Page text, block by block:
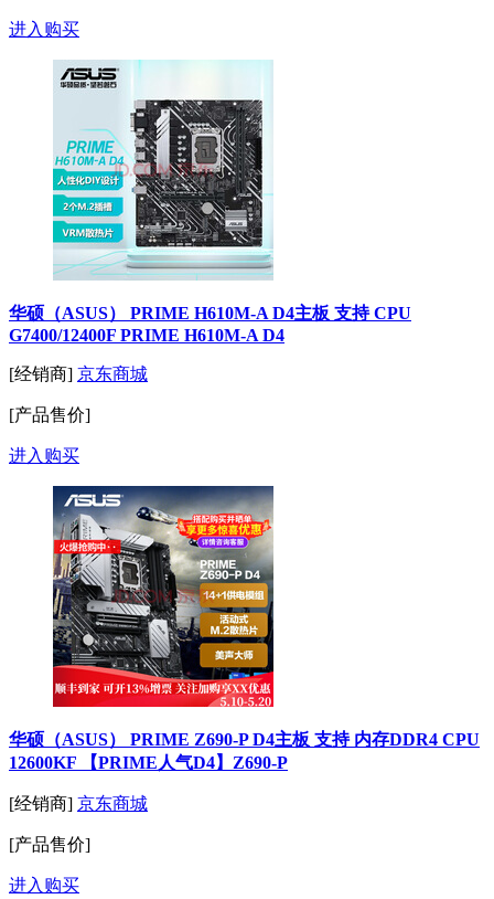
进入购买
华硕（ASUS） PRIME H610M-A D4主板 支持 CPU
G7400/12400F PRIME H610M-A D4
[经销商] 京东商城
[产品售价]
进入购买
华硕（ASUS） PRIME Z690-P D4主板 支持 内存DDR4 CPU
12600KF 【PRIME人气D4】Z690-P
[经销商] 京东商城
[产品售价]
进入购买